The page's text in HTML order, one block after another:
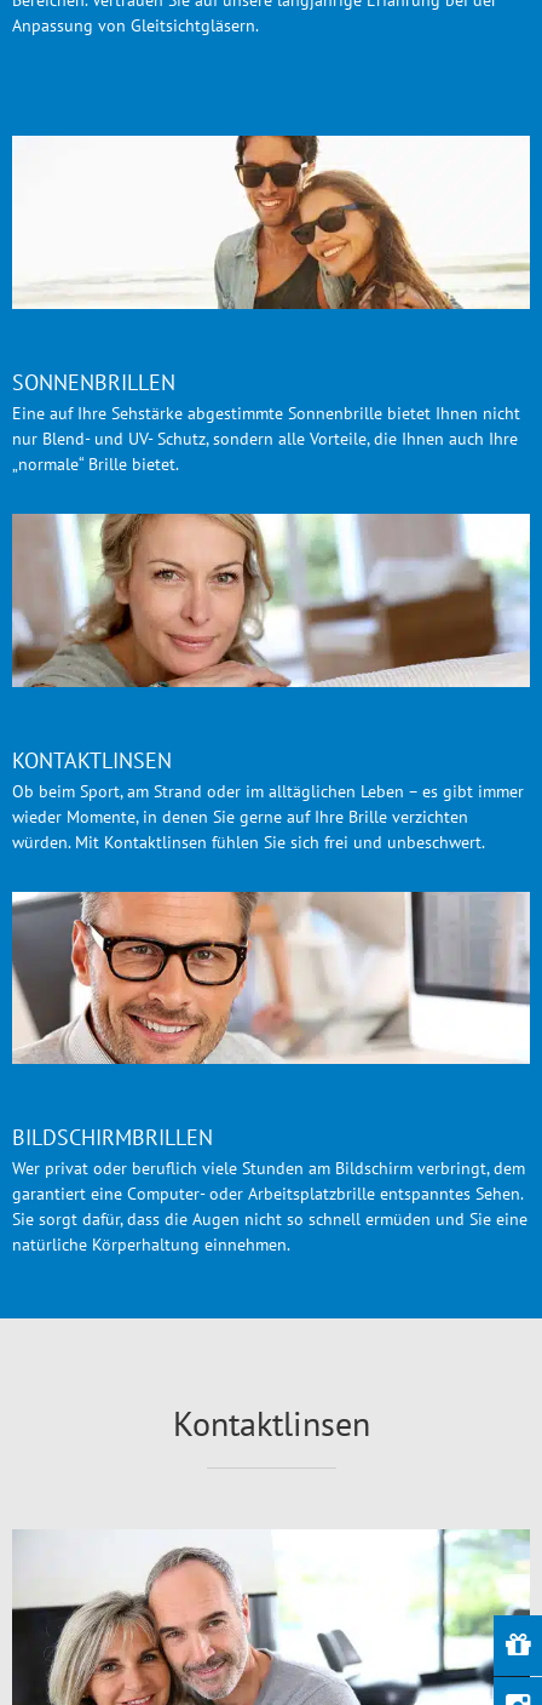
Anpassung von Gleitsichtgläsern.
SONNENBRILLEN
Eine auf Ihre Sehstärke abgestimmte Sonnenbrille bietet Ihnen nicht
nur Blend- und UV- Schutz, sondern alle Vorteile, die Ihnen auch Ihre
„normale“ Brille bietet.
KONTAKTLINSEN
Ob beim Sport, am Strand oder im alltäglichen Leben – es gibt immer
wieder Momente, in denen Sie gerne auf Ihre Brille verzichten
würden. Mit Kontaktlinsen fühlen Sie sich frei und unbeschwert.
BILDSCHIRMBRILLEN
Wer privat oder beruflich viele Stunden am Bildschirm verbringt, dem
garantiert eine Computer- oder Arbeitsplatzbrille entspanntes Sehen.
Sie sorgt dafür, dass die Augen nicht so schnell ermüden und Sie eine
natürliche Körperhaltung einnehmen.
Kontaktlinsen